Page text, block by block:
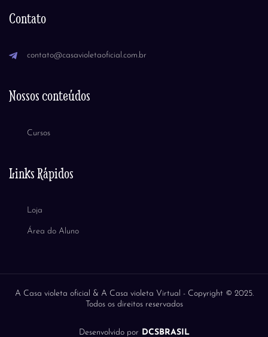
Contato
contato@casavioletaoficial.com.br
Nossos conteúdos
Cursos
Links Rápidos
Loja
Área do Aluno
A Casa violeta oficial & A Casa violeta Virtual - Copyright © 2025.
Todos os direitos reservados
Desenvolvido porDCSBRASIL